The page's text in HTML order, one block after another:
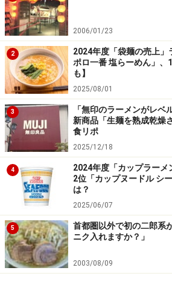
2006/01/23
2
2024年度「袋麺の売上」
ポロ一番 塩らーめん」、
も】
2025/08/01
3
「無印のラーメンがレベ
新商品「生麺を熟成乾燥
食リポ
2025/12/18
4
2024年度「カップラーメ
2位「カップヌードル シ
は？
2025/06/07
5
首都圏以外で初の二郎
ニク入れますか？」
2003/08/09